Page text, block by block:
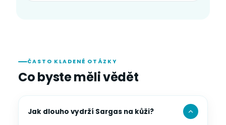
ČASTO KLADENÉ OTÁZKY
Co byste měli vědět
Jak dlouho vydrží Sargas na kůži?